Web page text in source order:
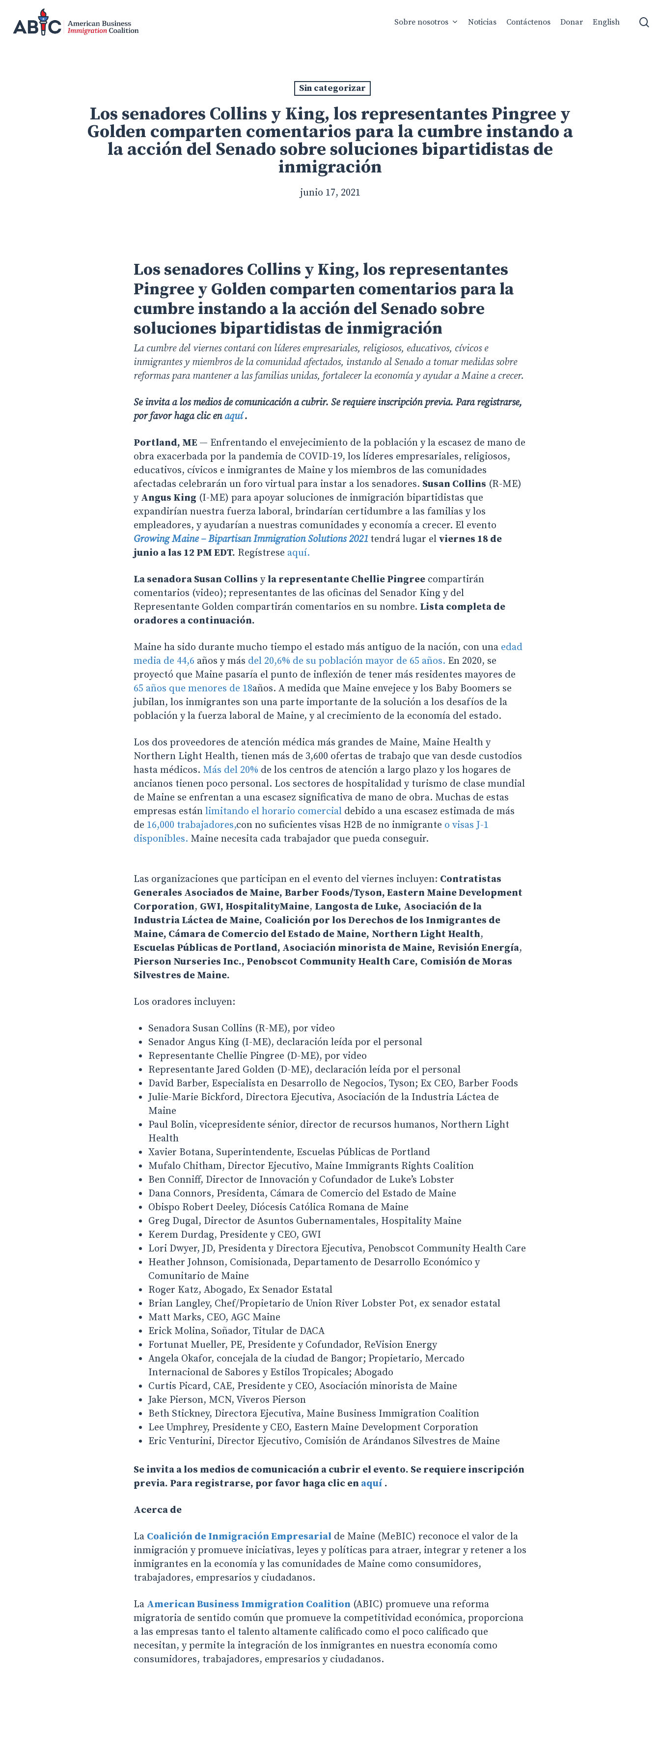
main
Hit enter to search or ESC to close
Sobre nosotros Noticias Contáctenos Donar English
Sin categorizar
Los senadores Collins y King, los representantes Pingree y
Golden comparten comentarios para la cumbre instando a
la acción del Senado sobre soluciones bipartidistas de
inmigración
junio 17, 2021
Los senadores Collins y King, los representantes
Pingree y Golden comparten comentarios para la
cumbre instando a la acción del Senado sobre
soluciones bipartidistas de inmigración
La cumbre del viernes contará con líderes empresariales, religiosos, educativos, cívicos e
inmigrantes y miembros de la comunidad afectados, instando al Senado a tomar medidas sobre
reformas para mantener a las familias unidas, fortalecer la economía y ayudar a Maine a crecer.
Se invita a los medios de comunicación a cubrir. Se requiere inscripción previa. Para registrarse,
por favor haga clic enaquí .
Portland, ME — Enfrentando el envejecimiento de la población y la escasez de mano de
obra exacerbada por la pandemia de COVID-19, los líderes empresariales, religiosos,
educativos, cívicos e inmigrantes de Maine y los miembros de las comunidades
afectadas celebrarán un foro virtual para instar a los senadores. Susan Collins (R-ME)
y Angus King (I-ME) para apoyar soluciones de inmigración bipartidistas que
expandirían nuestra fuerza laboral, brindarían certidumbre a las familias y los
empleadores, y ayudarían a nuestras comunidades y economía a crecer. El evento
Growing Maine – Bipartisan Immigration Solutions 2021 tendrá lugar el viernes 18 de
junio a las 12 PM EDT. Regístrese aquí.
La senadora Susan Collins y la representante Chellie Pingree compartirán
comentarios (video); representantes de las oficinas del Senador King y del
Representante Golden compartirán comentarios en su nombre. Lista completa de
oradores a continuación.
Maine ha sido durante mucho tiempo el estado más antiguo de la nación, con una edad
media de 44,6 años y más del 20,6% de su población mayor de 65 años. En 2020, se
proyectó que Maine pasaría el punto de inflexión de tener más residentes mayores de
65 años que menores de 18años. A medida que Maine envejece y los Baby Boomers se
jubilan, los inmigrantes son una parte importante de la solución a los desafíos de la
población y la fuerza laboral de Maine, y al crecimiento de la economía del estado.
Los dos proveedores de atención médica más grandes de Maine, Maine Health y
Northern Light Health, tienen más de 3,600 ofertas de trabajo que van desde custodios
hasta médicos. Más del 20% de los centros de atención a largo plazo y los hogares de
ancianos tienen poco personal. Los sectores de hospitalidad y turismo de clase mundial
de Maine se enfrentan a una escasez significativa de mano de obra. Muchas de estas
empresas están limitando el horario comercial debido a una escasez estimada de más
de 16,000 trabajadores,con no suficientes visas H2B de no inmigrante o visas J-1
disponibles. Maine necesita cada trabajador que pueda conseguir.
Las organizaciones que participan en el evento del viernes incluyen: Contratistas
Generales Asociados de Maine, Barber Foods/Tyson, Eastern Maine Development
Corporation, GWI, HospitalityMaine, Langosta de Luke, Asociación de la
Industria Láctea de Maine, Coalición por los Derechos de los Inmigrantes de
Maine, Cámara de Comercio del Estado de Maine, Northern Light Health,
Escuelas Públicas de Portland, Asociación minorista de Maine, Revisión Energía,
Pierson Nurseries Inc., Penobscot Community Health Care, Comisión de Moras
Silvestres de Maine.
Los oradores incluyen:
Senadora Susan Collins (R-ME), por video
Senador Angus King (I-ME), declaración leída por el personal
Representante Chellie Pingree (D-ME), por video
Representante Jared Golden (D-ME), declaración leída por el personal
David Barber, Especialista en Desarrollo de Negocios, Tyson; Ex CEO, Barber Foods
Julie-Marie Bickford, Directora Ejecutiva, Asociación de la Industria Láctea de
Maine
Paul Bolin, vicepresidente sénior, director de recursos humanos, Northern Light
Health
Xavier Botana, Superintendente, Escuelas Públicas de Portland
Mufalo Chitham, Director Ejecutivo, Maine Immigrants Rights Coalition
Ben Conniff, Director de Innovación y Cofundador de Luke’s Lobster
Dana Connors, Presidenta, Cámara de Comercio del Estado de Maine
Obispo Robert Deeley, Diócesis Católica Romana de Maine
Greg Dugal, Director de Asuntos Gubernamentales, Hospitality Maine
Kerem Durdag, Presidente y CEO, GWI
Lori Dwyer, JD, Presidenta y Directora Ejecutiva, Penobscot Community Health Care
Heather Johnson, Comisionada, Departamento de Desarrollo Económico y
Comunitario de Maine
Roger Katz, Abogado, Ex Senador Estatal
Brian Langley, Chef/Propietario de Union River Lobster Pot, ex senador estatal
Matt Marks, CEO, AGC Maine
Erick Molina, Soñador, Titular de DACA
Fortunat Mueller, PE, Presidente y Cofundador, ReVision Energy
Angela Okafor, concejala de la ciudad de Bangor; Propietario, Mercado
Internacional de Sabores y Estilos Tropicales; Abogado
Curtis Picard, CAE, Presidente y CEO, Asociación minorista de Maine
Jake Pierson, MCN, Viveros Pierson
Beth Stickney, Directora Ejecutiva, Maine Business Immigration Coalition
Lee Umphrey, Presidente y CEO, Eastern Maine Development Corporation
Eric Venturini, Director Ejecutivo, Comisión de Arándanos Silvestres de Maine
Se invita a los medios de comunicación a cubrir el evento. Se requiere inscripción
previa. Para registrarse, por favor haga clic en aquí .
Acerca de
La Coalición de Inmigración Empresarial de Maine (MeBIC) reconoce el valor de la
inmigración y promueve iniciativas, leyes y políticas para atraer, integrar y retener a los
inmigrantes en la economía y las comunidades de Maine como consumidores,
trabajadores, empresarios y ciudadanos.
La American Business Immigration Coalition (ABIC) promueve una reforma
migratoria de sentido común que promueve la competitividad económica, proporciona
a las empresas tanto el talento altamente calificado como el poco calificado que
necesitan, y permite la integración de los inmigrantes en nuestra economía como
consumidores, trabajadores, empresarios y ciudadanos.